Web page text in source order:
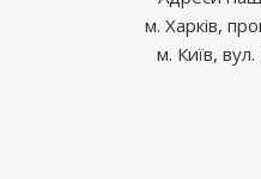
м. Харків,
м. Київ,